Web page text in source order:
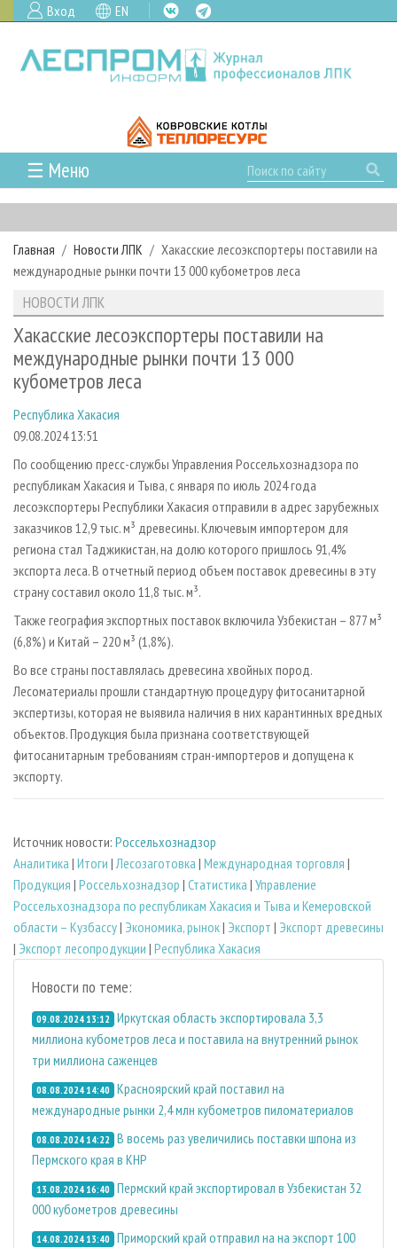
Вход EN
☰ Меню
ГЛАВНАЯ
РУБРИКИ И ТЕМЫ
РУБРИКИ ЖУРНАЛА
ЛЕСОЗАГОТОВКА
ЛЕСОПИЛЕНИЕ
ДЕРЕВООБРАБОТКА
СУШКА ДРЕВЕСИНЫ
ПРОИЗВОДСТВО ДРЕВЕСНЫХ ПЛИТ
ДЕРЕВЯННОЕ ДОМОСТРОЕНИЕ
ПРОИЗВОДСТВО МЕБЕЛИ
БИОЭНЕРГЕТИКА
ЦБП
ИНСТРУМЕНТ И МАТЕРИАЛЫ
НОВОСТИ
НОВОСТИ ЛПК
НОВОСТИ ЖУРНАЛА
НОВОСТИ КОМПАНИЙ
ПРОЕКТЫ ЛПИ
АНАЛИТИКА
ПРЕДПРИЯТИЯ ЛПК
ЛЕСНЫЕ РЕГИОНЫ РОССИИ
ПЕРСОНЫ
МОБИЛЬНЫЕ ВЫСТАВКИ
ОФИЦИАЛЬНЫЕ ДЕЛЕГАЦИИ
ПРИОРИТЕТНЫЕ ИНВЕСТПРОЕКТЫ
RUSSIAN FORESTRY REVIEW
ГАЗЕТА ЛЕСПРОМФОРУМ
БИБЛИОТЕКА СПЕЦИАЛИСТА
АРХИВ ЖУРНАЛОВ
СТАТЬИ
О ЖУРНАЛЕ
ПОДПИСКА
КОНТАКТЫ
РЕКЛАМОДАТЕЛЯМ
РЕКЛАМА
РЕКЛАМА НА САЙТЕ
Главная Новости ЛПК
Хакасские лесоэкспортеры поставили на
международные рынки почти 13 000 кубометров леса
НОВОСТИ ЛПК
Хакасские лесоэкспортеры поставили на
международные рынки почти 13 000
кубометров леса
Республика Хакасия
09.08.2024 13:51
По сообщению пресс-службы Управления Россельхознадзора по
республикам Хакасия и Тыва, с января по июль 2024 года
лесоэкспортеры Республики Хакасия отправили в адрес зарубежных
заказчиков 12,9 тыс. м³ древесины. Ключевым импортером для
региона стал Таджикистан, на долю которого пришлось 91,4%
экспорта леса. В отчетный период объем поставок древесины в эту
страну составил около 11,8 тыс. м³.
Также география экспортных поставок включила Узбекистан – 877 м³
(6,8%) и Китай – 220 м³ (1,8%).
Во все страны поставлялась древесина хвойных пород.
Лесоматериалы прошли стандартную процедуру фитосанитарной
экспертизы, которая не выявила наличия в них карантинных вредных
объектов. Продукция была признана соответствующей
фитосанитарным требованиям стран-импортеров и допущена к
экспорту.
Источник новости: Россельхознадзор
Аналитика | Итоги |Лесозаготовка | Международная торговля |
Продукция | Россельхознадзор | Статистика | Управление
Россельхознадзора по республикам Хакасия и Тыва и Кемеровской
области – Кузбассу| Экономика, рынок| Экспорт | Экспорт древесины
| Экспорт лесопродукции | Республика Хакасия
Новости по теме:
09.08.2024 13:12 Иркутская область экспортировала 3,3
миллиона кубометров леса и поставила на внутренний рынок
три миллиона саженцев
08.08.2024 14:40 Красноярский край поставил на
международные рынки 2,4 млн кубометров пиломатериалов
08.08.2024 14:22 В восемь раз увеличились поставки шпона из
Пермского края в КНР
13.08.2024 16:40 Пермский край экспортировал в Узбекистан 32
000 кубометров древесины
14.08.2024 13:40 Приморский край отправил на на экспорт 100